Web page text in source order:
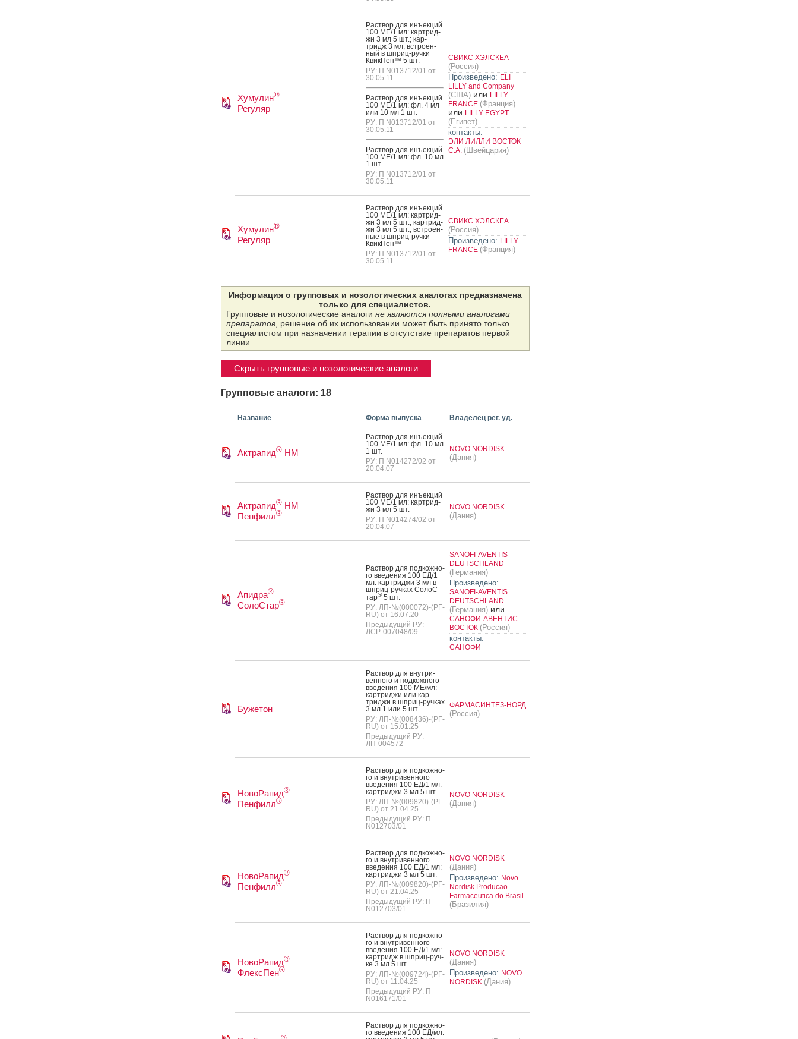
Хумулин®
Регуляр
Рас­твор для инъ­ек­ций
100 МЕ/1 мл: кар­трид­
жи 3 мл 5 шт.; кар­
тридж 3 мл, встро­ен­
ный в шприц-руч­ки
Квик­Пен™ 5 шт.
РУ: П N013712/01 от
30.05.11
Рас­твор для инъ­ек­ций
100 МЕ/1 мл: фл. 4 мл
или 10 мл 1 шт.
РУ: П N013712/01 от
30.05.11
Рас­твор для инъ­ек­ций
100 МЕ/1 мл: фл. 10 мл
1 шт.
РУ: П N013712/01 от
30.05.11
СВИКС ХЭЛСКЕА
(Россия)
Произведено: ELI
LILLY and Company
(США)или LILLY
FRANCE (Франция)
или LILLY EGYPT
(Египет)
контакты:
ЭЛИ ЛИЛЛИ ВОСТОК
С.А. (Швейцария)
Хумулин®
Регуляр
Рас­твор для инъ­ек­ций
100 МЕ/1 мл: кар­трид­
жи 3 мл 5 шт.; кар­трид­
жи 3 мл 5 шт., встро­ен­
ные в шприц-руч­ки
Квик­Пен™
РУ: П N013712/01 от
30.05.11
СВИКС ХЭЛСКЕА
(Россия)
Произведено: LILLY
FRANCE (Франция)
Информация о групповых и нозологических аналогах предназначена
только для специалистов.
Групповые и нозологические аналоги не являются полными аналогами
препаратов, решение об их использовании может быть принято только
специалистом при назначении терапии в отсутствие препаратов первой
линии.
Скрыть групповые и нозологические аналоги
Групповые аналоги: 18
Название Форма выпуска Владелец рег. уд.
Актрапид®НМ
Рас­твор для инъ­ек­ций
100 МЕ/1 мл: фл. 10 мл
1 шт.
РУ: П N014272/02 от
20.04.07
NOVO NORDISK
(Дания)
Актрапид®НМ
Пенфилл®
Рас­твор для инъ­ек­ций
100 МЕ/1 мл: кар­трид­
жи 3 мл 5 шт.
РУ: П N014274/02 от
20.04.07
NOVO NORDISK
(Дания)
Апидра®
СолоСтар®
Рас­твор для под­кожно­
го вве­дения 100 ЕД/1
мл: кар­трид­жи 3 мл в
шприц-руч­ках Со­лоС­
тар®5 шт.
РУ: ЛП-№(000072)-(РГ-
RU) от 16.07.20
Предыдущий РУ:
ЛСР-007048/09
SANOFI-AVENTIS
DEUTSCHLAND
(Германия)
Произведено:
SANOFI-AVENTIS
DEUTSCHLAND
(Германия)или
САНОФИ-АВЕНТИС
ВОСТОК (Россия)
контакты:
САНОФИ
Бужетон
Рас­твор для внут­ри­
вен­но­го и под­кожно­го
вве­дения 100 МЕ/мл:
кар­трид­жи или кар­
трид­жи в шприц-руч­ках
3 мл 1 или 5 шт.
РУ: ЛП-№(008436)-(РГ-
RU) от 15.01.25
Предыдущий РУ:
ЛП-004572
ФАРМАСИНТЕЗ-НОРД
(Россия)
НовоРапид®
Пенфилл®
Рас­твор для под­кожно­
го и внут­ри­вен­но­го
вве­дения 100 ЕД/1 мл:
кар­трид­жи 3 мл 5 шт.
РУ: ЛП-№(009820)-(РГ-
RU) от 21.04.25
Предыдущий РУ: П
N012703/01
NOVO NORDISK
(Дания)
НовоРапид®
Пенфилл®
Рас­твор для под­кожно­
го и внут­ри­вен­но­го
вве­дения 100 ЕД/1 мл:
кар­трид­жи 3 мл 5 шт.
РУ: ЛП-№(009820)-(РГ-
RU) от 21.04.25
Предыдущий РУ: П
N012703/01
NOVO NORDISK
(Дания)
Произведено: Novo
Nordisk Producao
Farmaceutica do Brasil
(Бразилия)
НовоРапид®
ФлексПен®
Рас­твор для под­кожно­
го и внут­ри­вен­но­го
вве­дения 100 ЕД/1 мл:
кар­тридж в шприц-руч­
ке 3 мл 5 шт.
РУ: ЛП-№(009724)-(РГ-
RU) от 11.04.25
Предыдущий РУ: П
N016171/01
NOVO NORDISK
(Дания)
Произведено: NOVO
NORDISK (Дания)
Рас­твор для под­кожно­
го вве­дения 100 ЕД/мл: